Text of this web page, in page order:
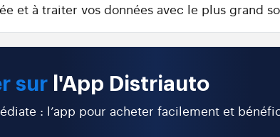
et à traiter vos données avec le plus grand
sur l'App Distriauto
: l’app pour acheter facilement et